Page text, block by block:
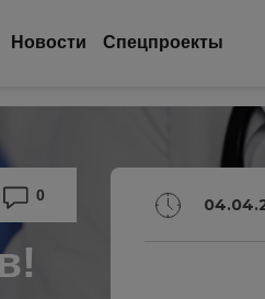
Новости Спецпроекты
0